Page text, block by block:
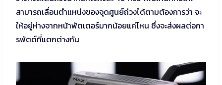
สามารถเลื่อนตำแหน่งของจุดศูนย์ถ่วงได้ตามต้องการว่า จะ
ให้อยู่ห่างจากหน้าพัตเตอร์มากน้อยแค่ไหน ซึ่งจะส่งผลต่อกา
รพัตต์ที่แตกต่างกัน